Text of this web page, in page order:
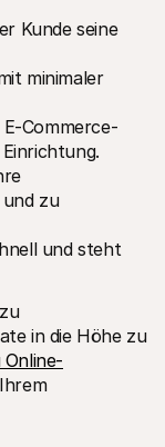
Kunde seine
minimaler
Commerce-
zu
und steht
in die Höhe zu